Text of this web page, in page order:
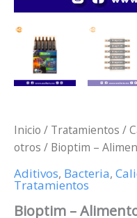
Inicio / Tratamientos /
otros / Bioptim –
Aditivos, Bacteria,
Tratamientos
Bioptim –